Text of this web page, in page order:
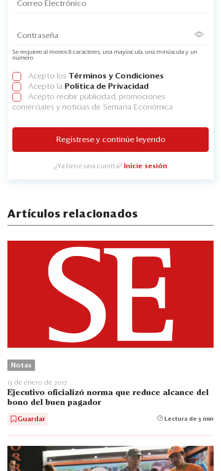
Se requiere al menos 8 caracteres, una mayúscula, una minúscula y un
número
Acepto los Términos y Condiciones
Acepto la Política de Privacidad
Acepto recibir publicidad, promociones
comerciales y noticias de Semana Económica
Regístrese y continúe leyendo
¿Ya tiene una cuenta? Inicie sesión
Artículos relacionados
Notas
13 de enero de 2017
Ejecutivo oficializó norma que reduce alcance del
bono del buen pagador
Guardar Lectura de 3 min